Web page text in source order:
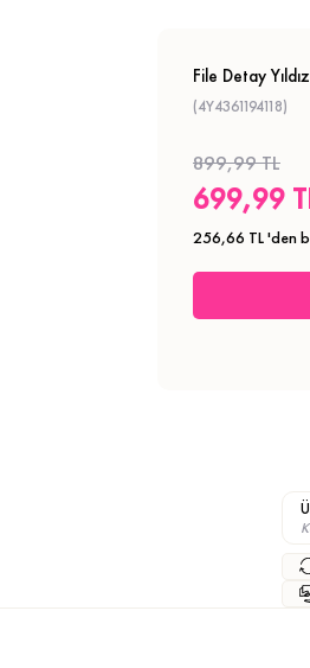
File Detay
(4Y4361194118)
899,99 TL
699,99
256,66 TL'den